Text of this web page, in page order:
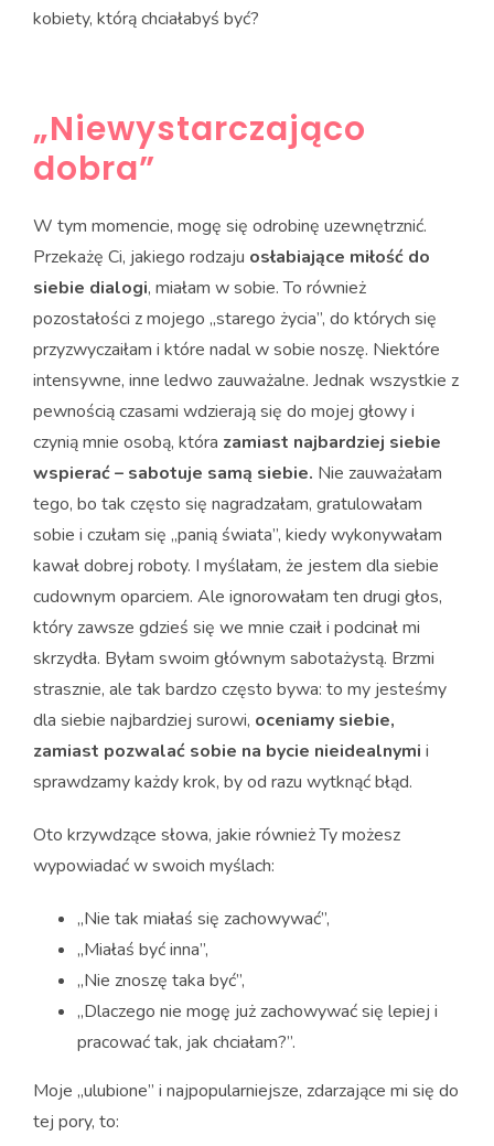
kobiety, którą chciałabyś być?
„Niewystarczająco
dobra”
W tym momencie, mogę się odrobinę uzewnętrznić.
Przekażę Ci, jakiego rodzaju osłabiające miłość do
siebie dialogi, miałam w sobie. To również
pozostałości z mojego „starego życia”, do których się
przyzwyczaiłam i które nadal w sobie noszę. Niektóre
intensywne, inne ledwo zauważalne. Jednak wszystkie z
pewnością czasami wdzierają się do mojej głowy i
czynią mnie osobą, która zamiast najbardziej siebie
wspierać – sabotuje samą siebie. Nie zauważałam
tego, bo tak często się nagradzałam, gratulowałam
sobie i czułam się „panią świata”, kiedy wykonywałam
kawał dobrej roboty. I myślałam, że jestem dla siebie
cudownym oparciem. Ale ignorowałam ten drugi głos,
który zawsze gdzieś się we mnie czaił i podcinał mi
skrzydła. Byłam swoim głównym sabotażystą. Brzmi
strasznie, ale tak bardzo często bywa: to my jesteśmy
dla siebie najbardziej surowi, oceniamy siebie,
zamiast pozwalać sobie na bycie nieidealnymi i
sprawdzamy każdy krok, by od razu wytknąć błąd.
Oto krzywdzące słowa, jakie również Ty możesz
wypowiadać w swoich myślach:
„Nie tak miałaś się zachowywać”,
„Miałaś być inna”,
„Nie znoszę taka być”,
„Dlaczego nie mogę już zachowywać się lepiej i
pracować tak, jak chciałam?”.
Moje „ulubione” i najpopularniejsze, zdarzające mi się do
tej pory, to: